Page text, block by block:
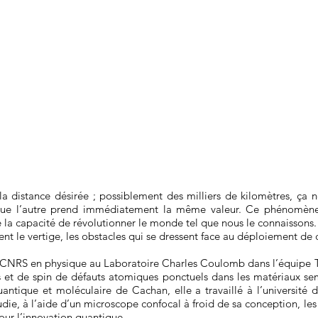
distance désirée ; possiblement des milliers de kilomètres, ça
l’autre prend immédiatement la même valeur. Ce
capacité de révolutionner le monde tel que nous le
le vertige, les obstacles qui se dressent face au déploiement
en physique au Laboratoire Charles Coulomb dans l’équipe
de spin de défauts atomiques ponctuels dans les matériaux
et moléculaire de Cachan, elle a travaillé à l’université
à l’aide d’un microscope confocal à froid de sa conception,